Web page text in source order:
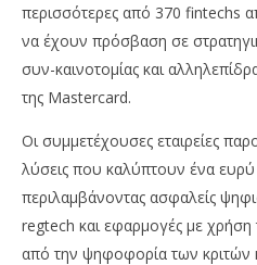
περισσότερες από 370 fintechs
να έχουν πρόσβαση σε
συν-καινοτομίας και
της Mastercard.
Οι συμμετέχουσες εταιρείες
λύσεις που καλύπτουν ένα
περιλαμβάνοντας ασφαλείς
regtech και εφαρμογές με
από την ψηφοφορία των κριτών